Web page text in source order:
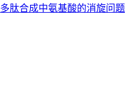
多肽合成中氨基酸的消旋问题